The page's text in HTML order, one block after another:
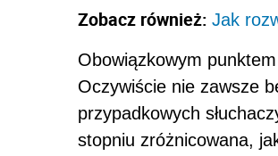
Zobacz również: Jak
Obowiązkowym
Oczywiście nie zawsze
przypadkowych
stopniu zróżnicowana,